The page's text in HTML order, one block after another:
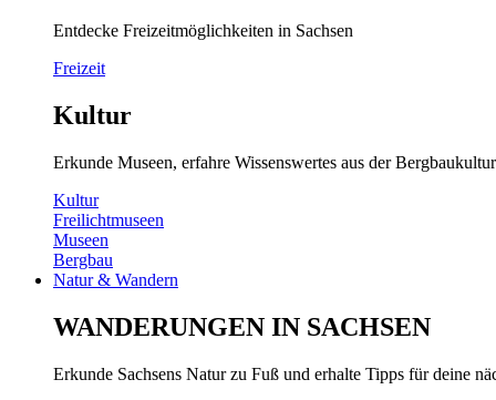
Entdecke Freizeitmöglichkeiten in Sachsen
Freizeit
Kultur
Erkunde Museen, erfahre Wissenswertes aus der
Kultur
Freilichtmuseen
Museen
Bergbau
Natur & Wandern
WANDERUNGEN IN SACHSEN
Erkunde Sachsens Natur zu Fuß und erhalte Tipps für deine